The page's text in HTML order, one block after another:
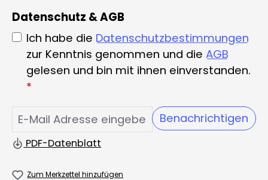
Datenschutz & AGB
Ich habe die Datenschutzbestimmungen
zur Kenntnis genommen und die AGB
gelesen und bin mit ihnen einverstanden.
*
Benachrichtigen
PDF-Datenblatt
Zum Merkzettel hinzufügen